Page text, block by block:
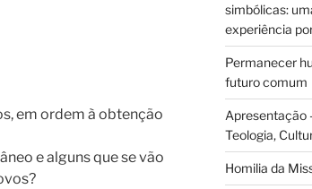
em ordem à obtenção
e alguns que se vão
simbólicas:
experiência
Permanecer
futuro comum
Apresentação
Teologia,
Homilia da